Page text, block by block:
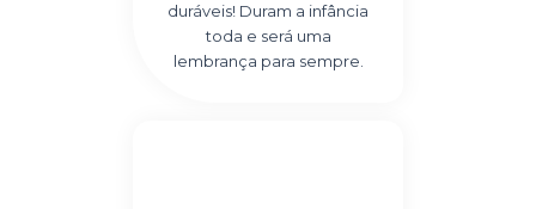
duráveis! Duram a infância
toda e será uma
lembrança para sempre.